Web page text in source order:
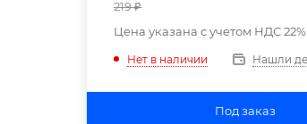
219₽
Цена указана с учетом НДС 22%
Нет в наличии Нашли
Под заказ